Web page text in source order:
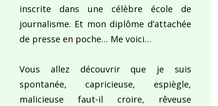
inscrite dans une célèbre école de
journalisme. Et mon diplôme d’attachée
de presse en poche… Me voici…
Vous allez découvrir que je suis
spontanée, capricieuse, espiègle,
malicieuse faut-il croire, rêveuse